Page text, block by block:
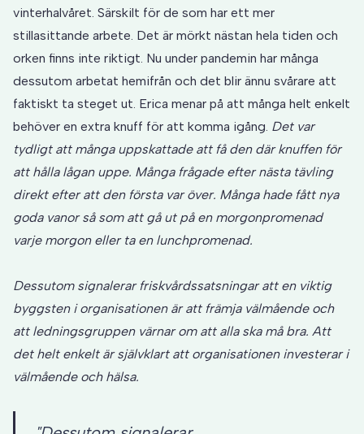
vinterhalvåret. Särskilt för de som har ett mer
stillasittande arbete. Det är mörkt nästan hela tiden och
orken finns inte riktigt. Nu under pandemin har många
dessutom arbetat hemifrån och det blir ännu svårare att
faktiskt ta steget ut. Erica menar på att många helt enkelt
behöver en extra knuff för att komma igång. Det var
tydligt att många uppskattade att få den där knuffen för
att hålla lågan uppe. Många frågade efter nästa tävling
direkt efter att den första var över. Många hade fått nya
goda vanor så som att gå ut på en morgonpromenad
varje morgon eller ta en lunchpromenad.
Dessutom signalerar friskvårdssatsningar att en viktig
byggsten i organisationen är att främja välmående och
att ledningsgruppen värnar om att alla ska må bra. Att
det helt enkelt är självklart att organisationen investerar i
välmående och hälsa.